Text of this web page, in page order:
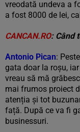
vreodată undeva a
a fost 8000 de lei,
CANCAN.RO: Când
Antonio Pican:
gata doar la roșu,
vreau să mă
mai frumos proiect
atenția și tot
față. După ce va fi
businessuri.